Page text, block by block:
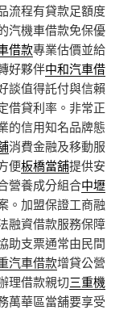
流程有貸款足額度
汽機車借款免保優
借款專業估價並給
好夥伴中和汽車借
談值得託付與信賴
借貸利率。非常正
的信用知名品牌態
消費金融及移動服
便板橋當舖提供安
營養成分組合中壢
。加盟保證工商融
融資借款服務保障
助支票通常由民間
汽車借款增貸公營
理借款親切三重機
萬華區當舖要享受